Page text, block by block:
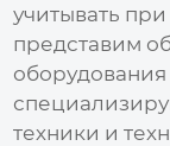
учитывать
представим
техники и